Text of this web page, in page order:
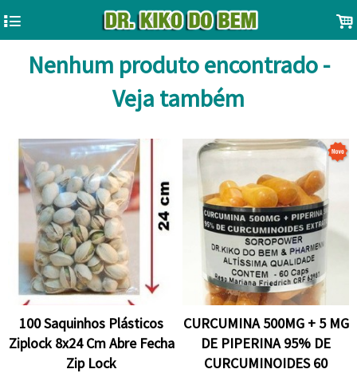
4 .
Nenhum produto encontrado -
Veja também
100 Saquinhos Plásticos
Ziplock 8x24 Cm Abre Fecha
Zip Lock
CURCUMINA 500MG + 5 MG
DE PIPERINA 95% DE
CURCUMINOIDES 60